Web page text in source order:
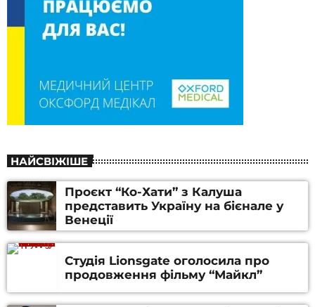
НАЙСВІЖІШЕ
Проєкт “Ко-Хати” з Калуша
представить Україну на бієнале у
Венеції
Студія Lionsgate оголосила про
продовження фільму “Майкл”